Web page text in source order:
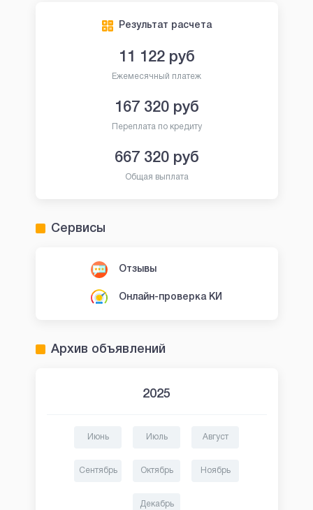
Результат расчета
11 122руб
Ежемесячный платеж
167 320руб
Переплата по кредиту
667 320руб
Общая выплата
Сервисы
Отзывы
Онлайн-проверка КИ
Архив объявлений
2025
Июнь Июль Август
Сентябрь Октябрь Ноябрь
Декабрь